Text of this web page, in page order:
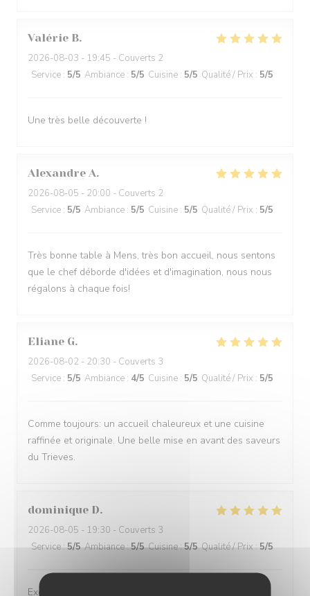
Valérie B
2026-08-03 - 19:45 - Couverts 2
Service : 5/5 Ambiance : 5/5 Cuisine : 5/5 Qualité / Prix : 5/5
Une très belle découverte !
Alexandre A
2026-08-05 - 20:00 - Couverts 2
Service : 5/5 Ambiance : 5/5 Cuisine : 5/5 Qualité / Prix : 5/5
Très bonne table à Mens, très bon accueil, nous sentons
que le chef déborde d'idées et d'imagination, nous nous
régalons à chaque fois!
Eliane G
2026-08-02 - 20:30 - Couverts 3
Service : 5/5 Ambiance : 4/5 Cuisine : 5/5 Qualité / Prix : 5/5
Comme toujours: un accueil chaleureux et une cuisine
raffinée et originale. Une belle mise en avant des saveurs
du Trieves.
dominique D
2026-08-05 - 19:30 - Couverts 3
Service:5/5 Ambiance:5/5 Cuisine:5/5 Qualité / Prix: 5/5
Excellent restaurant. Les produits viennent de